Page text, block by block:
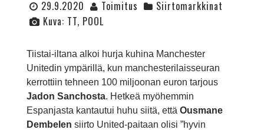
29.9.2020 Toimitus
Siirtomarkkinat
Kuva: TT, POOL
Tiistai-iltana alkoi hurja kuhina Manchester
Unitedin ympärillä, kun manchesterilaisseuran
kerrottiin tehneen 100 miljoonan euron tarjous
Jadon Sanchosta. Hetkeä myöhemmin
Espanjasta kantautui huhu siitä, että Ousmane
Dembelen siirto United-paitaan olisi ”hyvin